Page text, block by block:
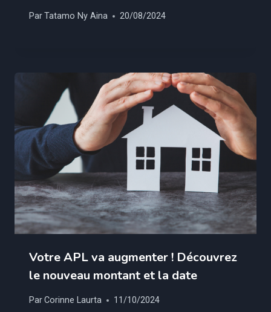
ParTatamo Ny Aina 20/08/2024
Votre APL va augmenter ! Découvrez
le nouveau montant et la date
ParCorinne Laurta 11/10/2024